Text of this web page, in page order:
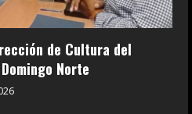
de Cultura del
Norte